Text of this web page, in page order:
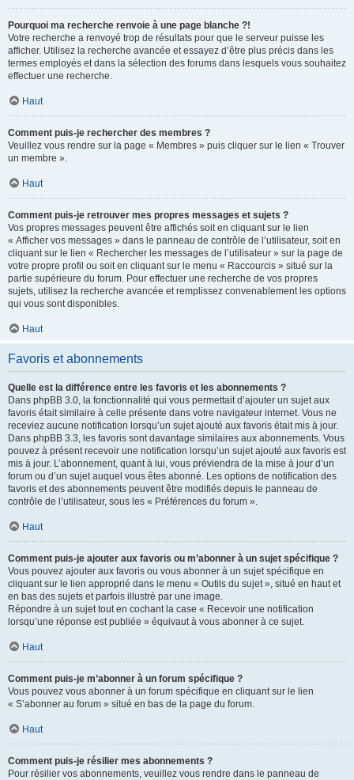
Pourquoi ma recherche renvoie à une page blanche ?!
Votre recherche a renvoyé trop de résultats pour que le serveur puisse les
afficher. Utilisez la recherche avancée et essayez d’être plus précis dans les
termes employés et dans la sélection des forums dans lesquels vous souhaitez
effectuer une recherche.
Haut
Comment puis-je rechercher des membres ?
Veuillez vous rendre sur la page « Membres » puis cliquer sur le lien « Trouver
un membre ».
Haut
Comment puis-je retrouver mes propres messages et sujets ?
Vos propres messages peuvent être affichés soit en cliquant sur le lien
« Afficher vos messages » dans le panneau de contrôle de l’utilisateur, soit en
cliquant sur le lien « Rechercher les messages de l’utilisateur » sur la page de
votre propre profil ou soit en cliquant sur le menu « Raccourcis » situé sur la
partie supérieure du forum. Pour effectuer une recherche de vos propres
sujets, utilisez la recherche avancée et remplissez convenablement les options
qui vous sont disponibles.
Haut
Favoris et abonnements
Quelle est la différence entre les favoris et les abonnements ?
Dans phpBB 3.0, la fonctionnalité qui vous permettait d’ajouter un sujet aux
favoris était similaire à celle présente dans votre navigateur internet. Vous ne
receviez aucune notification lorsqu’un sujet ajouté aux favoris était mis à jour.
Dans phpBB 3.3, les favoris sont davantage similaires aux abonnements. Vous
pouvez à présent recevoir une notification lorsqu’un sujet ajouté aux favoris est
mis à jour. L’abonnement, quant à lui, vous préviendra de la mise à jour d’un
forum ou d’un sujet auquel vous êtes abonné. Les options de notification des
favoris et des abonnements peuvent être modifiés depuis le panneau de
contrôle de l’utilisateur, sous les « Préférences du forum ».
Haut
Comment puis-je ajouter aux favoris ou m’abonner à un sujet spécifique ?
Vous pouvez ajouter aux favoris ou vous abonner à un sujet spécifique en
cliquant sur le lien approprié dans le menu « Outils du sujet », situé en haut et
en bas des sujets et parfois illustré par une image.
Répondre à un sujet tout en cochant la case « Recevoir une notification
lorsqu’une réponse est publiée » équivaut à vous abonner à ce sujet.
Haut
Comment puis-je m’abonner à un forum spécifique ?
Vous pouvez vous abonner à un forum spécifique en cliquant sur le lien
« S’abonner au forum » situé en bas de la page du forum.
Haut
Comment puis-je résilier mes abonnements ?
Pour résilier vos abonnements, veuillez vous rendre dans le panneau de